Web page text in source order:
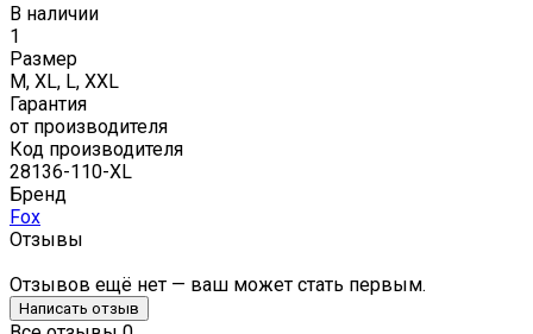
В наличии
1
Размер
M, XL, L, XXL
Гарантия
от производителя
Код производителя
28136-110-XL
Бренд
Fox
Отзывы
Отзывов ещё нет — ваш может стать первым.
Написать отзыв